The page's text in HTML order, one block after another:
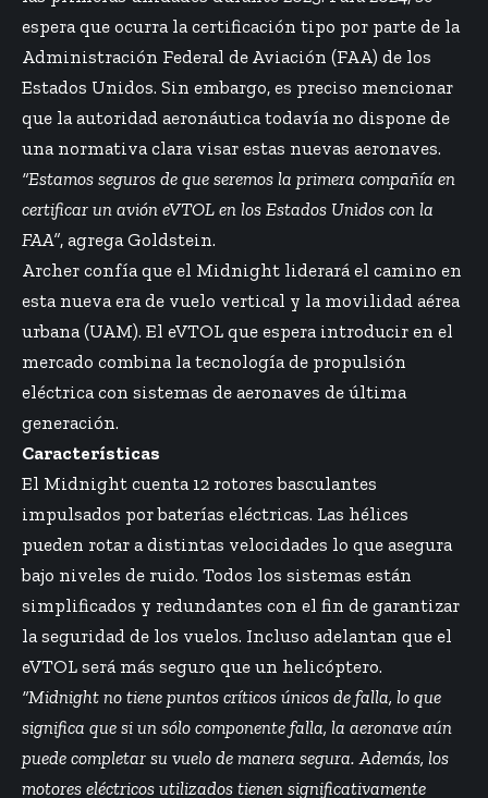
espera que ocurra la certificación tipo por parte de la
Administración Federal de Aviación (FAA) de los
Estados Unidos. Sin embargo, es preciso mencionar
que la autoridad aeronáutica todavía no dispone de
una normativa clara visar estas nuevas aeronaves.
“Estamos seguros de que seremos la primera compañía en
certificar un avión eVTOL en los Estados Unidos con la
FAA”, agrega Goldstein.
Archer confía que el Midnight liderará el camino en
esta nueva era de vuelo vertical y la movilidad aérea
urbana (UAM). El eVTOL que espera introducir en el
mercado combina la tecnología de propulsión
eléctrica con sistemas de aeronaves de última
generación.
Características
El Midnight cuenta 12 rotores basculantes
impulsados por baterías eléctricas. Las hélices
pueden rotar a distintas velocidades lo que asegura
bajo niveles de ruido. Todos los sistemas están
simplificados y redundantes con el fin de garantizar
la seguridad de los vuelos. Incluso adelantan que el
eVTOL será más seguro que un helicóptero.
“Midnight no tiene puntos críticos únicos de falla, lo que
significa que si un sólo componente falla, la aeronave aún
puede completar su vuelo de manera segura. Además, los
motores eléctricos utilizados tienen significativamente